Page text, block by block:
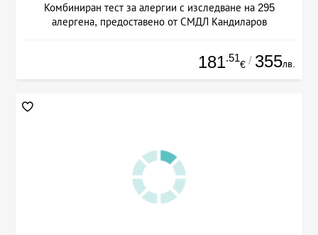
Комбиниран тест за алергии с изследване на 295
алергена, предоставено от СМДЛ Кандиларов
181.51
€ / 355лв.